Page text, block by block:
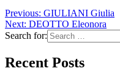
Previous: GIULIANI Giulia
Next: DEOTTO Eleonora
Search for:
Recent Posts